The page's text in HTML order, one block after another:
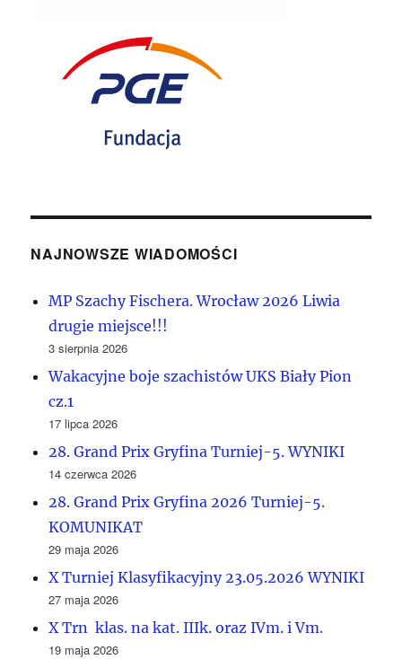
NAJNOWSZE WIADOMOŚCI
MP Szachy Fischera. Wrocław 2026 Liwia
drugie miejsce!!!
3 sierpnia 2026
Wakacyjne boje szachistów UKS Biały Pion
cz.1
17 lipca 2026
28. Grand Prix Gryfina Turniej-5. WYNIKI
14 czerwca 2026
28. Grand Prix Gryfina 2026 Turniej-5.
KOMUNIKAT
29 maja 2026
X Turniej Klasyfikacyjny 23.05.2026 WYNIKI
27 maja 2026
X Trn klas. na kat. IIIk. oraz IVm. i Vm.
19 maja 2026